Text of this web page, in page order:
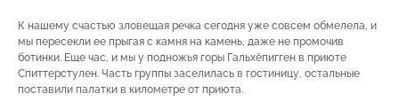
К нашему счастью зловещая речка сегодня уже совсем обмелела, и
мы пересекли ее прыгая с камня на камень, даже не промочив
ботинки. Еще час, и мы у подножья горы Гальхёпигген в приюте
Спиттерстулен. Часть группы заселилась в гостиницу, остальные
поставили палатки в километре от приюта.